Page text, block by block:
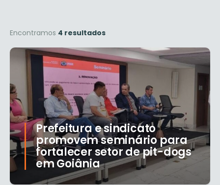
Encontramos 4 resultados
Prefeitura e sindicato
promovem seminário para
fortalecer setor de pit-dogs
em Goiânia